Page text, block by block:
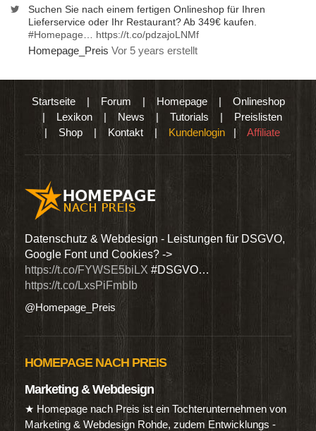
Suchen Sie nach einem fertigen Onlineshop für Ihren
Lieferservice oder Ihr Restaurant? Ab 349€ kaufen.
#Homepage
https://t.co/pdzajoLNMf
Homepage_Preis Vor 5 years erstellt
Startseite| Forum | Homepage| Onlineshop
| Lexikon | News | Tutorials | Preislisten
| Shop | Kontakt | Kundenlogin | Affiliate
Datenschutz & Webdesign - Leistungen für DSGVO,
Google Font und Cookies? ->
https://t.co/FYWSE5biLX #DSGVO…
https://t.co/LxsPiFmbIb
@Homepage_Preis
HOMEPAGE NACH PREIS
Marketing & Webdesign
★ Homepage nach Preis ist ein Tochterunternehmen von
Marketing & Webdesign Rohde, zudem Entwicklungs -